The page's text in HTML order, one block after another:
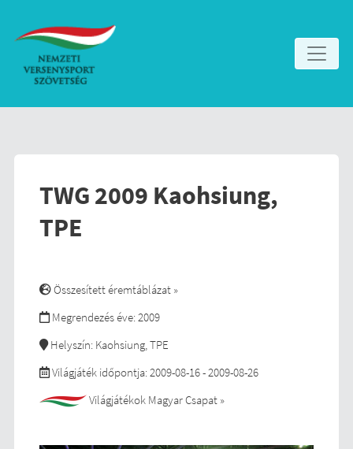
TWG 2009 Kaohsiung,
TPE
Összesített éremtáblázat »
Megrendezés éve: 2009
Helyszín: Kaohsiung, TPE
Világjáték időpontja: 2009-08-16 - 2009-08-26
Világjátékok Magyar Csapat »